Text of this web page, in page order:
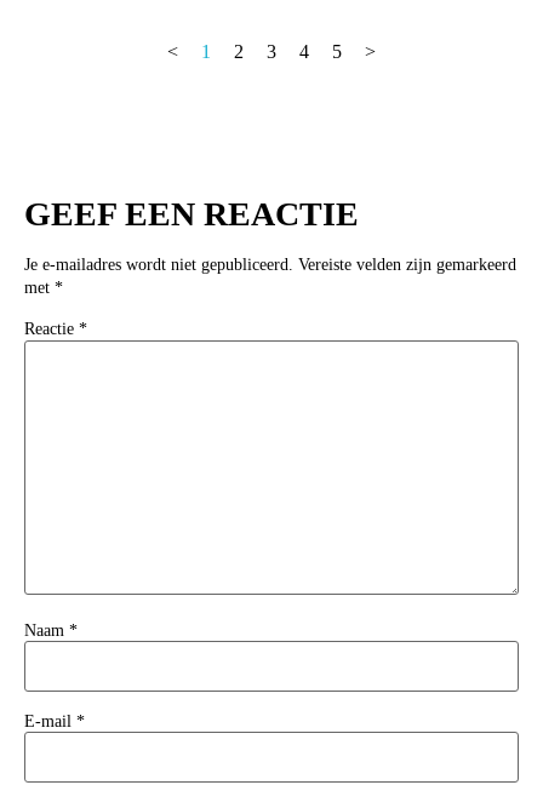
< 1 2 3 4 5 >
GEEF EEN REACTIE
Je e-mailadres wordt niet gepubliceerd. Vereiste velden zijn gemarkeerd
met *
Reactie *
Naam *
E-mail *